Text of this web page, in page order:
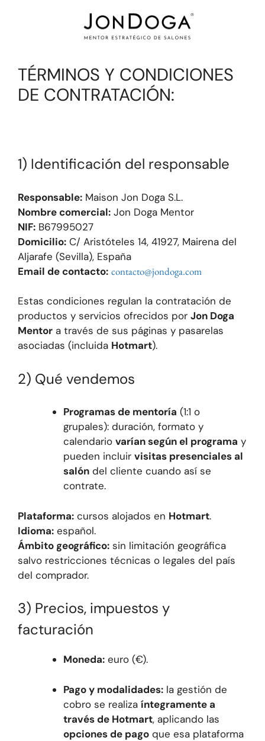
TÉRMINOS Y CONDICIONES
DE CONTRATACIÓN:
1) Identificación del responsable
Responsable: Maison Jon Doga S.L.
Nombre comercial: Jon Doga Mentor
NIF: B67995027
Domicilio: C/ Aristóteles 14, 41927, Mairena del
Aljarafe (Sevilla), España
Email de contacto: contacto@jondoga.com
Estas condiciones regulan la contratación de
productos y servicios ofrecidos por Jon Doga
Mentor a través de sus páginas y pasarelas
asociadas (incluida Hotmart).
2) Qué vendemos
Programas de mentoría (1:1 o
grupales): duración, formato y
calendario varían según el programa y
pueden incluir visitas presenciales al
salóndel cliente cuando así se
contrate.
Plataforma: cursos alojados en Hotmart.
Idioma: español.
Ámbito geográfico: sin limitación geográfica
salvo restricciones técnicas o legales del país
del comprador.
3) Precios, impuestos y
facturación
Moneda:euro (€).
Pago y modalidades:la gestión de
cobro se realiza íntegramente a
través de Hotmart, aplicando las
opciones de pagoque esa plataforma